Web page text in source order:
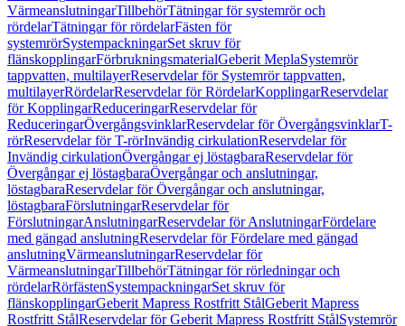
VärmeanslutningarTillbehörTätningar för systemrör och
rördelarTätningar för rördelarFästen för
systemrörSystempackningarSet skruv för
flänskopplingarFörbrukningsmaterialGeberit MeplaSystemrör
tappvatten, multilayerReservdelar för Systemrör tappvatten,
multilayerRördelarReservdelar för RördelarKopplingarReservdelar
för KopplingarReduceringarReservdelar för
ReduceringarÖvergångsvinklarReservdelar för ÖvergångsvinklarT-
rörReservdelar för T-rörInvändig cirkulationReservdelar för
Invändig cirkulationÖvergångar ej löstagbaraReservdelar för
Övergångar ej löstagbaraÖvergångar och anslutningar,
löstagbaraReservdelar för Övergångar och anslutningar,
löstagbaraFörslutningarReservdelar för
FörslutningarAnslutningarReservdelar för AnslutningarFördelare
med gängad anslutningReservdelar för Fördelare med gängad
anslutningVärmeanslutningarReservdelar för
VärmeanslutningarTillbehörTätningar för rörledningar och
rördelarRörfästenSystempackningarSet skruv för
flänskopplingarGeberit Mapress Rostfritt StålGeberit Mapress
Rostfritt StålReservdelar för Geberit Mapress Rostfritt StålSystemrör